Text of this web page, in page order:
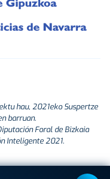
hau, 2021eko Suspertze
barruan.
Foral de Bizkaia
Inteligente 2021.